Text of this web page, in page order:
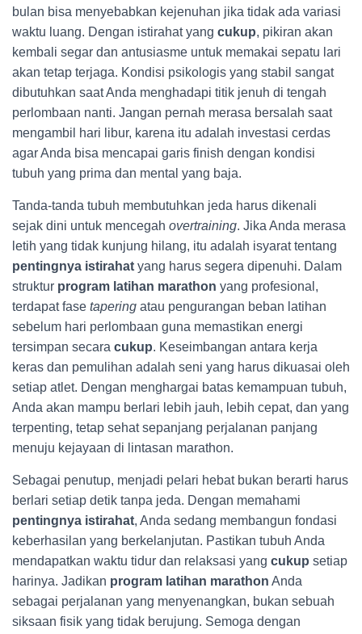
bulan bisa menyebabkan kejenuhan jika tidak ada variasi
waktu luang. Dengan istirahat yang cukup, pikiran akan
kembali segar dan antusiasme untuk memakai sepatu lari
akan tetap terjaga. Kondisi psikologis yang stabil sangat
dibutuhkan saat Anda menghadapi titik jenuh di tengah
perlombaan nanti. Jangan pernah merasa bersalah saat
mengambil hari libur, karena itu adalah investasi cerdas
agar Anda bisa mencapai garis finish dengan kondisi
tubuh yang prima dan mental yang baja.
Tanda-tanda tubuh membutuhkan jeda harus dikenali
sejak dini untuk mencegah overtraining. Jika Anda merasa
letih yang tidak kunjung hilang, itu adalah isyarat tentang
pentingnya istirahat yang harus segera dipenuhi. Dalam
struktur program latihan marathon yang profesional,
terdapat fase tapering atau pengurangan beban latihan
sebelum hari perlombaan guna memastikan energi
tersimpan secara cukup. Keseimbangan antara kerja
keras dan pemulihan adalah seni yang harus dikuasai oleh
setiap atlet. Dengan menghargai batas kemampuan tubuh,
Anda akan mampu berlari lebih jauh, lebih cepat, dan yang
terpenting, tetap sehat sepanjang perjalanan panjang
menuju kejayaan di lintasan marathon.
Sebagai penutup, menjadi pelari hebat bukan berarti harus
berlari setiap detik tanpa jeda. Dengan memahami
pentingnya istirahat, Anda sedang membangun fondasi
keberhasilan yang berkelanjutan. Pastikan tubuh Anda
mendapatkan waktu tidur dan relaksasi yang cukup setiap
harinya. Jadikan program latihan marathon Anda
sebagai perjalanan yang menyenangkan, bukan sebuah
siksaan fisik yang tidak berujung. Semoga dengan